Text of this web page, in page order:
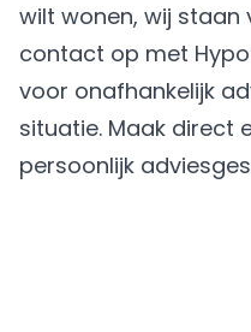
wilt wonen, wij staan
contact op met
voor onafhankelijk
situatie. Maak direct
persoonlijk